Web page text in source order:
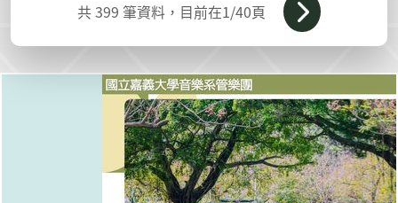
共399 筆資料，目前在1/40頁